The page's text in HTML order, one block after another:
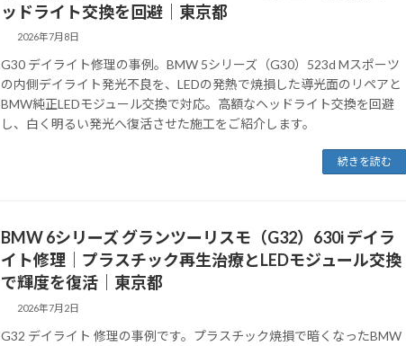
ッドライト交換を回避｜東京都
2026年7月8日
G30 デイライト修理の事例。BMW 5シリーズ（G30）523d Mスポーツ
の内側デイライト発光不良を、LEDの発熱で焼損した導光面のリペアと
BMW純正LEDモジュール交換で対応。高額なヘッドライト交換を回避
し、白く明るい発光へ復活させた施工をご紹介します。
続きを読む
BMW 6シリーズ グランツーリスモ（G32）630i デイラ
イト修理｜プラスチック再生治療とLEDモジュール交換
で輝度を復活｜東京都
2026年7月2日
G32 デイライト 修理の事例です。プラスチック焼損で暗くなったBMW